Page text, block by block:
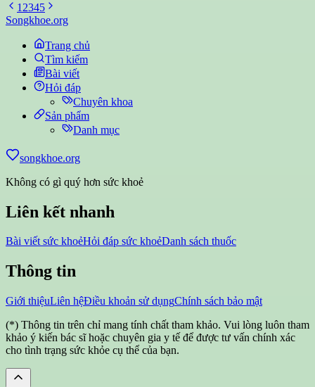
1 2345
Songkhoe.org
Trang chủ
Tìm kiếm
Bài viết
Hỏi đáp
Chuyên khoa
Sản phẩm
Danh mục
songkhoe.org
Không có gì quý hơn sức khoẻ
Liên kết nhanh
Bài viết sức khoẻHỏi đáp sức khoẻDanh sách thuốc
Thông tin
Giới thiệuLiên hệĐiều khoản sử dụngChính sách bảo mật
(*) Thông tin trên chỉ mang tính chất tham khảo. Vui lòng luôn tham
khảo ý kiến bác sĩ hoặc chuyên gia y tế để được tư vấn chính xác
cho tình trạng sức khỏe cụ thể của bạn.